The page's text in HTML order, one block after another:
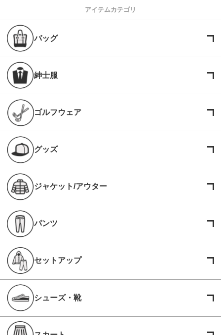
アイテムカテゴリ
バッグ
紳士服
ゴルフウェア
グッズ
ジャケット/アウター
パンツ
セットアップ
シューズ・靴